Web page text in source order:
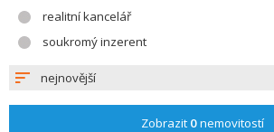
realitní kancelář
soukromý inzerent
nejnovější
Zobrazit 0nemovitostí